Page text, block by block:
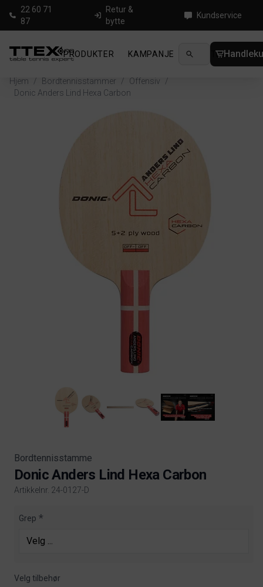
22 60 71
87
Retur &
bytte
Kundservice
PRODUKTER KAMPANJE NYHETER
Hjem / Bordtennisstammer / Offensiv
/
Donic Anders Lind Hexa Carbon
Bordtennisstamme
Donic Anders Lind Hexa Carbon
Artikkelnr. 24-0127-D
Product information
Grep
Velg tilbehør